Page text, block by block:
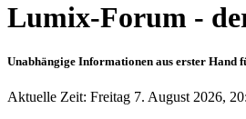
Lumix-Forum -
Unabhängige Informationen aus erster Hand
Aktuelle Zeit: Freitag 7. August 2026,